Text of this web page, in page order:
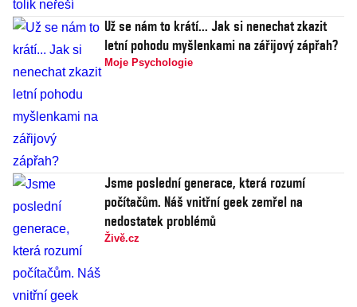
Už se nám to krátí... Jak si nenechat zkazit
letní pohodu myšlenkami na zářijový zápřah?
Moje Psychologie
Jsme poslední generace, která rozumí
počítačům. Náš vnitřní geek zemřel na
nedostatek problémů
Živě.cz